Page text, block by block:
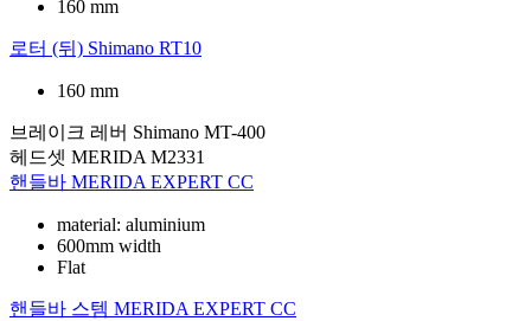
160 mm
로터 (뒤) Shimano RT10
160 mm
브레이크 레버 Shimano MT-400
헤드셋 MERIDA M2331
핸들바 MERIDA EXPERT CC
material: aluminium
600mm width
Flat
핸들바 스템 MERIDA EXPERT CC